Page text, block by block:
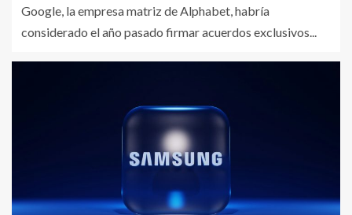
Google, la empresa matriz de Alphabet, habría
considerado el año pasado firmar acuerdos exclusivos...